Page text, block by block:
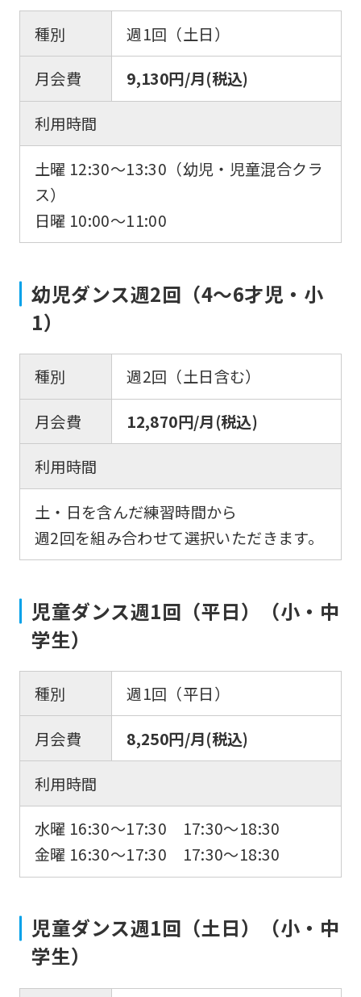
種別
週1回（土日）
月会費
9,130円/月(税込)
利用時間
土曜 12:30～13:30（幼児・児童混合クラ
ス）
日曜 10:00～11:00
幼児ダンス週2回（4～6才児・小
1）
種別
週2回（土日含む）
月会費
12,870円/月(税込)
利用時間
土・日を含んだ練習時間から
週2回を組み合わせて選択いただきます。
児童ダンス週1回（平日）（小・中
学生）
種別
週1回（平日）
月会費
8,250円/月(税込)
利用時間
水曜 16:30～17:30 17:30～18:30
金曜 16:30〜17:30 17:30〜18:30
児童ダンス週1回（土日）（小・中
学生）